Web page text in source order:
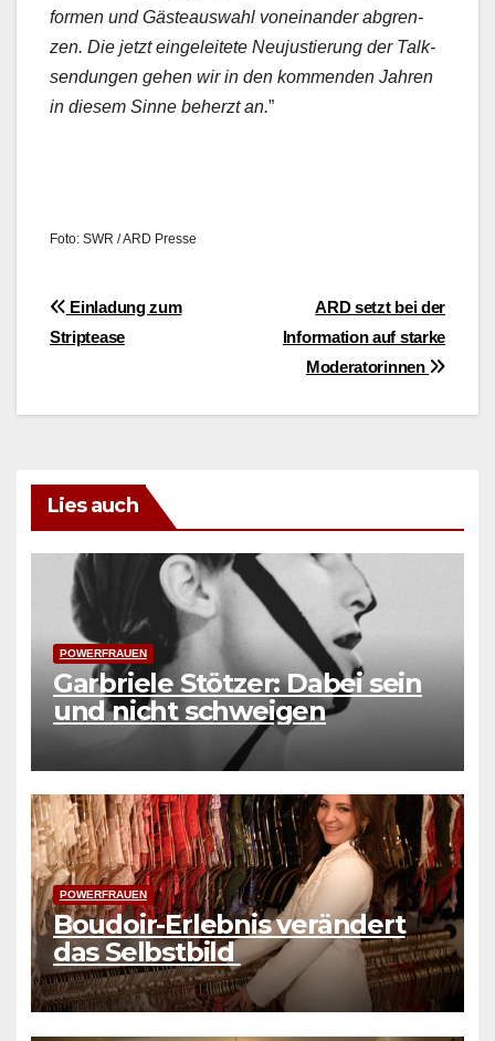
for­men und Gästeauswahl voneinan­der abgren­
zen. Die jet­zt ein­geleit­ete Neu­justierung der Talk­
sendun­gen gehen wir in den kom­menden Jahren
in diesem Sinne beherzt an.”
Foto: SWR / ARD Presse
BeitragsnavigationARD setzt bei der
Information auf starke
Moderatorinnen
Einladung zum
Striptease
Lies auch
POWERFRAUEN
Garbriele Stötzer: Dabei sein
und nicht schweigen
POWERFRAUEN
Boudoir-Erlebnis verändert
das Selbstbild